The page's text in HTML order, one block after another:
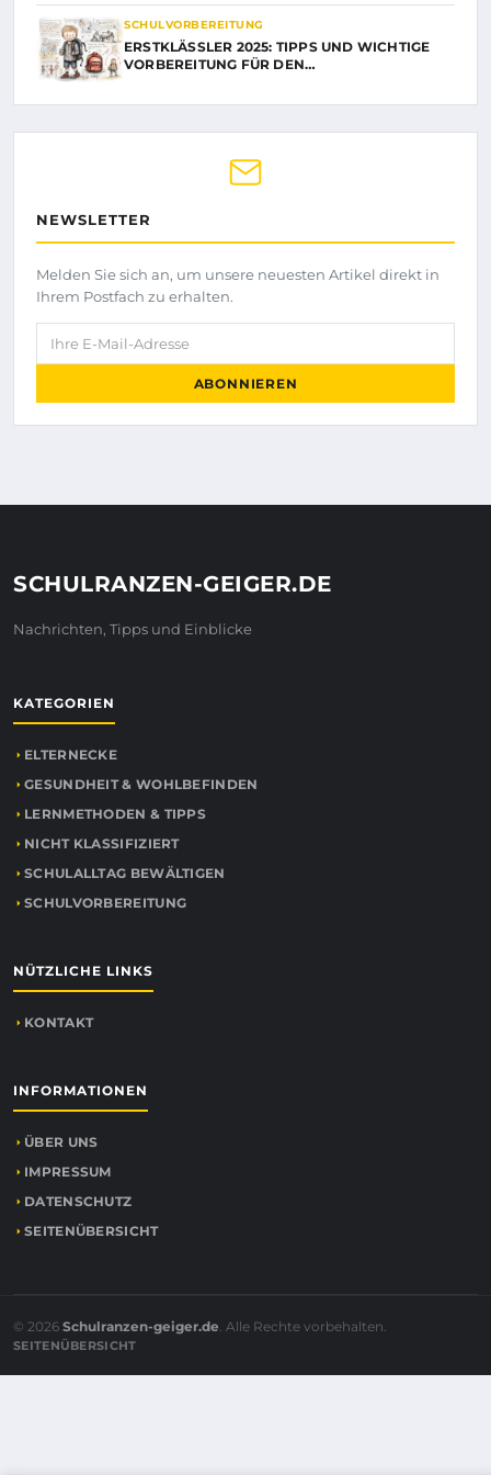
SCHULVORBEREITUNG
ERSTKLÄSSLER 2025: TIPPS UND WICHTIGE
VORBEREITUNG FÜR DEN…
NEWSLETTER
Melden Sie sich an, um unsere neuesten Artikel direkt in
Ihrem Postfach zu erhalten.
Ihre E-Mail-Adresse
ABONNIEREN
SCHULRANZEN-GEIGER.DE
Nachrichten, Tipps und Einblicke
KATEGORIEN
ELTERNECKE
GESUNDHEIT & WOHLBEFINDEN
LERNMETHODEN & TIPPS
NICHT KLASSIFIZIERT
SCHULALLTAG BEWÄLTIGEN
SCHULVORBEREITUNG
NÜTZLICHE LINKS
KONTAKT
INFORMATIONEN
ÜBER UNS
IMPRESSUM
DATENSCHUTZ
SEITENÜBERSICHT
© 2026 Schulranzen-geiger.de. Alle Rechte vorbehalten.
SEITENÜBERSICHT